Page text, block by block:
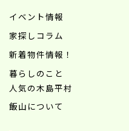
イベント情報
家探しコラム
新着物件情報！
暮らしのこと
人気の木島平村
飯山について